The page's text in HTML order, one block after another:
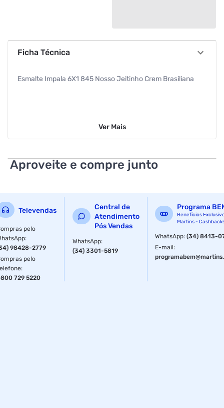
Ficha Técnica
Esmalte Impala 6X1 845 Nosso Jeitinho Crem Brasiliana
Ver Mais
Aproveite e compre junto
Televendas
pelo
:
98428-2779
pelo
:
729 5220
Central de
Atendimento
Pós Vendas
WhatsApp:
(34) 3301-5819
Programa
Benefícios
Martins -
WhatsApp:(34) 8413-
E-mail: